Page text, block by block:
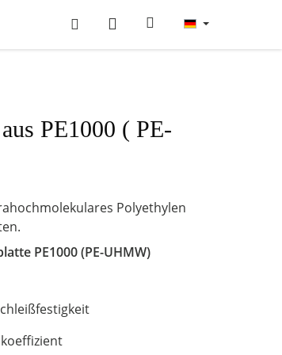
PE1000 ( PE-
Polyethylen
PE1000 (PE-UHMW)